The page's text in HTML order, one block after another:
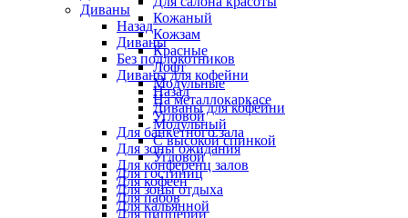
Кожаный
Кожзам
Красные
Лофт
Модульные
На металлокаркасе
Угловой
Для банкетного зала
Для зоны ожидания
Для конференц залов
Для кофеен
Для пабов
Для пиццерии
Диваны
Назад
Диваны
Без подлокотников
Диваны для кофейни
Назад
Диваны для кофейни
Модульный
С высокой спинкой
Угловой
Для гостиниц
Для зоны отдыха
Для кальянной